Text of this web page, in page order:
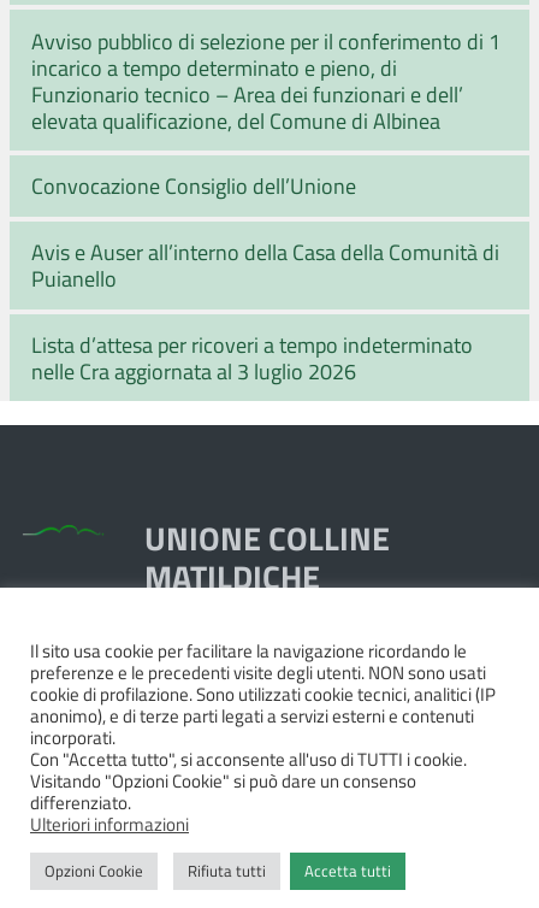
Avviso pubblico di selezione per il conferimento di 1
incarico a tempo determinato e pieno, di
Funzionario tecnico – Area dei funzionari e dell’
elevata qualificazione, del Comune di Albinea
Convocazione Consiglio dell’Unione
Avis e Auser all’interno della Casa della Comunità di
Puianello
Lista d’attesa per ricoveri a tempo indeterminato
nelle Cra aggiornata al 3 luglio 2026
UNIONE COLLINE
MATILDICHE
Piazza Dante, 1,
42020 Quattro Castella RE
Tel. 0522.249211 - Fax 0522.249298
Pec:unione@pec.collinematildiche.it
P.IVA/cod.fisc. 02358290357
Privacy|Dichiarazione di accessibilità e feedback
Il sito usa cookie per facilitare la navigazione ricordando le
preferenze e le precedenti visite degli utenti. NON sono usati
cookie di profilazione. Sono utilizzati cookie tecnici, analitici (IP
anonimo), e di terze parti legati a servizi esterni e contenuti
incorporati.
Con "Accetta tutto", si acconsente all'uso di TUTTI i cookie.
Visitando "Opzioni Cookie" si può dare un consenso
differenziato.
Ulteriori informazioni
Opzioni Cookie Rifiuta tutti Accetta tutti